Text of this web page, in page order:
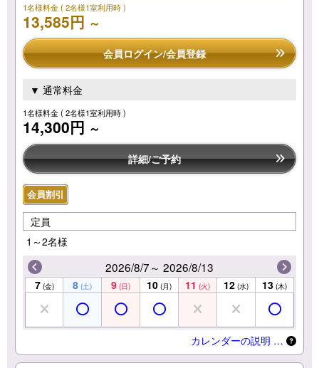
1名様料金( 2名様1室利用時 )
13,585円 ～
会員ログイン/会員登録
▼ 通常料金
1名様料金( 2名様1室利用時 )
14,300円 ～
詳細/ご予約
会員割引
定員
1～2名様
2026/8/7～ 2026/8/13
7 (金) 8 (土) 9 (日) 10 (月) 11 (火) 12 (水) 13 (木)
カレンダーの説明 …